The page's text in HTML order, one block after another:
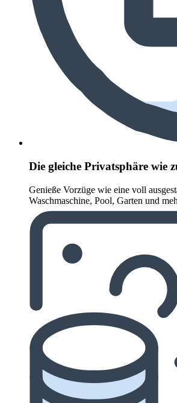
Die gleiche Privatsphäre wie
Genieße Vorzüge wie eine voll
Waschmaschine, Pool, Garten und